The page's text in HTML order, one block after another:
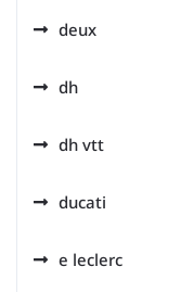
deux
dh
dh vtt
ducati
e leclerc